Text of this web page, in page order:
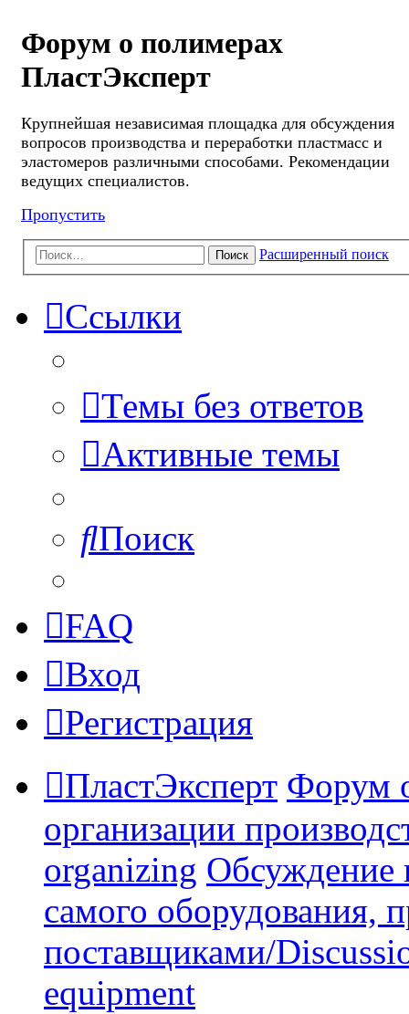
Форум о полимерах
ПластЭксперт
Крупнейшая независимая площадка для обсуждения
вопросов производства и переработки пластмасс и
эластомеров различными способами. Рекомендации
ведущих специалистов.
Пропустить
Поиск Расширенный поиск
Ссылки
Темы без ответов
Активные темы
Поиск
FAQ
Вход
Регистрация
ПластЭксперт Форум
организации
organizing Обсуждение
самого оборудования,
поставщиками/
equipment